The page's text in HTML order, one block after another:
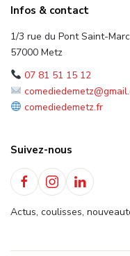
Infos & contact
1/3 rue du Pont Saint-
57000 Metz
07 81 51 15 12
comediedemetz.fr
Suivez-nous
Actus, coulisses,